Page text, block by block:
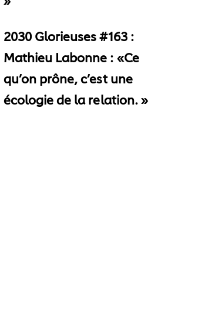
2030 Glorieuses #163 :
Mathieu Labonne : «Ce
qu’on prône, c’est une
écologie de la relation. »